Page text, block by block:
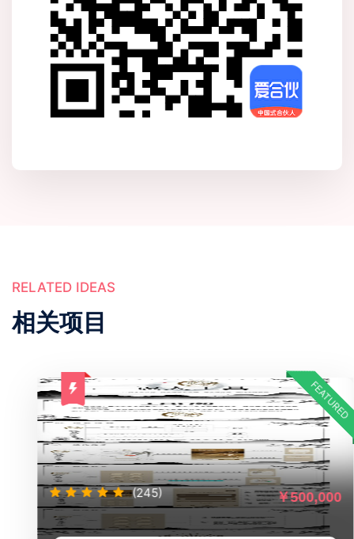
RELATED IDEAS
相关项目
FEATURED
(245) ￥500,000